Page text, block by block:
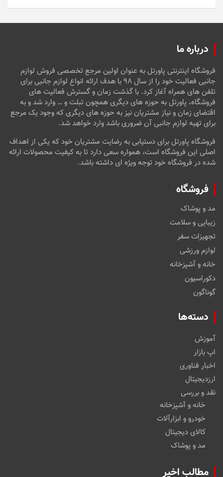
درباره ما
فروشگاه اینترنتی پاورتل به عنوان اولین مرجع تخصصی فروش لوازم
جانبی فعالیت خود را از سال ۹۸ با هدف ارائه انواع لوازم جانبی برای
تلفن های همراه آغاز کرد. با گذشت زمان و گسترش فعالیت های
فروشگاه، پاورتل به حوزه های دیگری همچون تبلت و … وارد شد و به
اقتضای زمان و نیاز مشتریان نیز به حوزه های دیگری که وجود یک مرجع
برای تهیه لوازم جانبی آن ضروری باشد وارد خواهد شد.
فروشگاه پاورتل برای دستیابی به رضایت مشتریان خود که یکی از اهداف
اصلی این فروشگاه است، همواره سعی دارد تا به کیفیت محصولات ارائه
شده در فروشگاه خود توجه ویژه ای داشته باشد.
فروشگاه
مد و پوشاک
زیبایی و سلامت
تجهیزات سفر
لوازم ورزشی
خانه و آشپزخانه
دکوراسیون
گوناگون
دسته‌ها
آموزش
اپ بازار
اخبار فناوری
ارزدیجیتال
نقد و بررسی
خانه و آشپزخانه
خودرو و ابزارآلات
کالای دیجیتال
مد و پوشاک
مطالب اخیر